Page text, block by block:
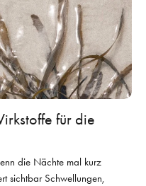
für die
die Nächte mal kurz
sichtbar Schwellungen,